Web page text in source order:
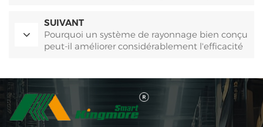
SUIVANT
Pourquoi un système de rayonnage bien conçu
peut-il améliorer considérablement l'efficacité